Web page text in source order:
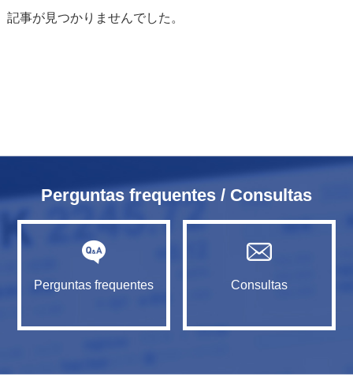
記事が見つかりませんでした。
Perguntas frequentes / Consultas
Perguntas frequentes Consultas